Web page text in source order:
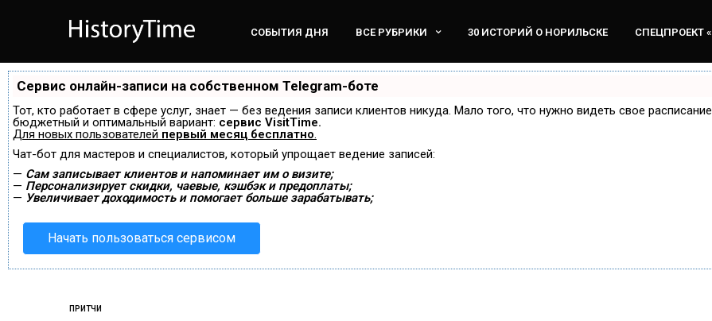
СОБЫТИЯ ДНЯ ВСЕ РУБРИКИ 30 ИСТОРИЙ О НОРИЛЬСКЕ СПЕЦПРОЕКТ
Сервис онлайн-записи на собственном Telegram-боте
Тот, кто работает в сфере услуг, знает — без ведения записи клиентов никуда. Мало того, что нужно видеть свое
бюджетный и оптимальный вариант: сервис VisitTime.
Для новых пользователей первый месяц бесплатно.
Чат-бот для мастеров и специалистов, который упрощает ведение записей:
— Сам записывает клиентов и напоминает им о визите;
— Персонализирует скидки, чаевые, кэшбэк и предоплаты;
— Увеличивает доходимость и помогает больше зарабатывать;
Начать пользоваться сервисом
ПРИТЧИ